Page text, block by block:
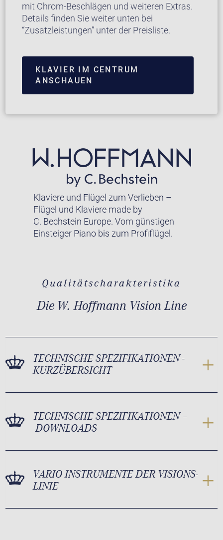
mit Chrom-Beschlägen und weiteren Extras.
Details finden Sie weiter unten bei
“Zusatzleistungen” unter der Preisliste.
KLAVIER IM CENTRUM
ANSCHAUEN
Klaviere und Flügel zum Verlieben –
Flügel und Klaviere made by
C. Bechstein Europe. Vom günstigen
Einsteiger Piano bis zum Profiflügel.
Qualitätscharakteristika
Die W. Hoffmann Vision Line
TECHNISCHE SPEZIFIKATIONEN -
KURZÜBERSICHT
TECHNISCHE SPEZIFIKATIONEN –
DOWNLOADS
VARIO INSTRUMENTE DER VISIONS-
LINIE